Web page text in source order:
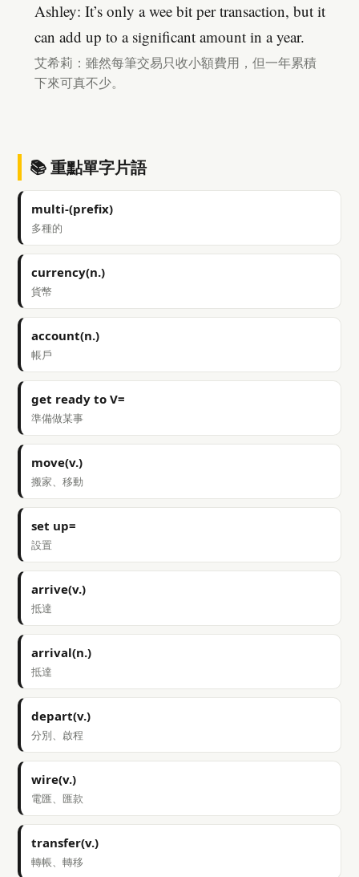
Ashley: It’s only a wee bit per transaction, but it
can add up to a significant amount in a year.
艾希莉：雖然每筆交易只收小額費用，但一年累積
下來可真不少。
📚 重點單字片語
multi-(prefix)
多種的
currency(n.)
貨幣
account(n.)
帳戶
get ready to V=
準備做某事
move(v.)
搬家、移動
set up=
設置
arrive(v.)
抵達
arrival(n.)
抵達
depart(v.)
分別、啟程
wire(v.)
電匯、匯款
transfer(v.)
轉帳、轉移